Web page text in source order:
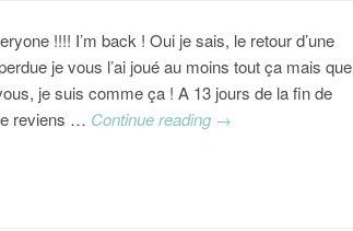
!!!! I’m back ! Oui je sais, le retour d’une
je vous l’ai joué au moins tout ça mais que
je suis comme ça ! A 13 jours de la fin de
reviens … Continue reading →